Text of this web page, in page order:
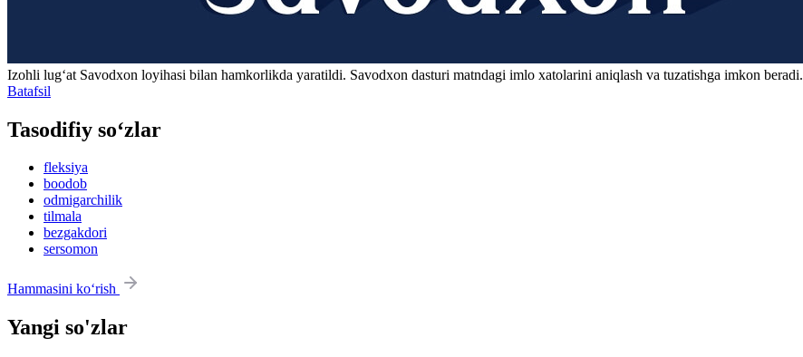
Izohli lugʻat Savodxon loyihasi bilan hamkorlikda yaratildi. Savodxon dasturi matndagi imlo xatolarini aniqlash va tuzatishga imkon beradi.
Batafsil
Tasodifiy so‘zlar
fleksiya
boodob
odmigarchilik
tilmala
bezgakdori
sersomon
Hammasini ko‘rish
Yangi so'zlar